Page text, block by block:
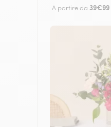
A partire da 39€99